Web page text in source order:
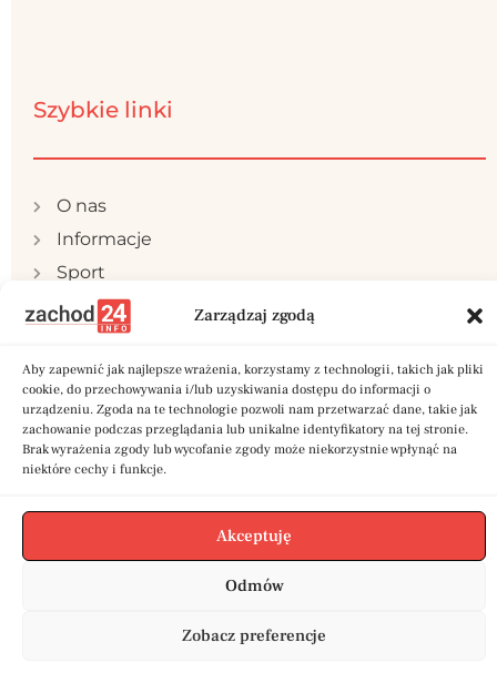
Zarządzaj zgodą
Aby zapewnić jak najlepsze wrażenia, korzystamy z technologii, takich jak pliki
cookie, do przechowywania i/lub uzyskiwania dostępu do informacji o
urządzeniu. Zgoda na te technologie pozwoli nam przetwarzać dane, takie jak
zachowanie podczas przeglądania lub unikalne identyfikatory na tej stronie.
Brak wyrażenia zgody lub wycofanie zgody może niekorzystnie wpłynąć na
niektóre cechy i funkcje.
Akceptuję
Odmów
Zobacz preferencje
Szybkie linki
O nas
Informacje
Sport
Publicystyka
Samorząd
Polityka prywatności
Reklama
Kontakt
Copyright © 2024 zachod24.info | Stworzone w
ramach projektu